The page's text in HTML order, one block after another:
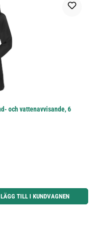
och vattenavvisande, 6
för att öka eller minska kvantiteten.
LÄGG TILL I KUNDVAGNEN